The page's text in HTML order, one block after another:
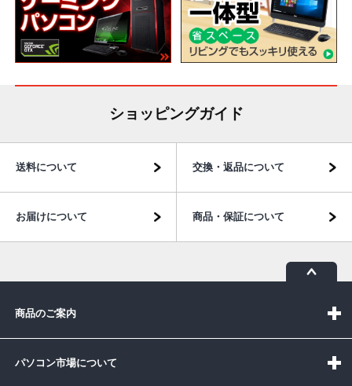
ショッピングガイド
送料について 交換・返品について
お届けについて 商品・保証について
商品のご案内
パソコン市場について